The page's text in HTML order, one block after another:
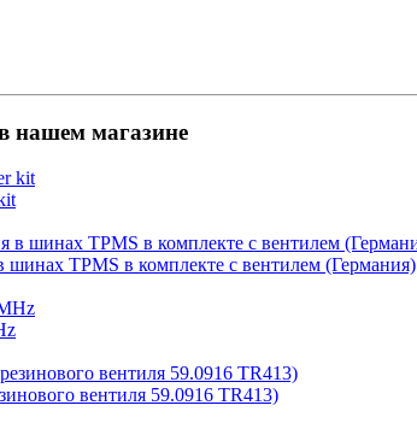
магазине
TPMS в комплекте с вентилем (Германия)
вентиля 59.0916 TR413)